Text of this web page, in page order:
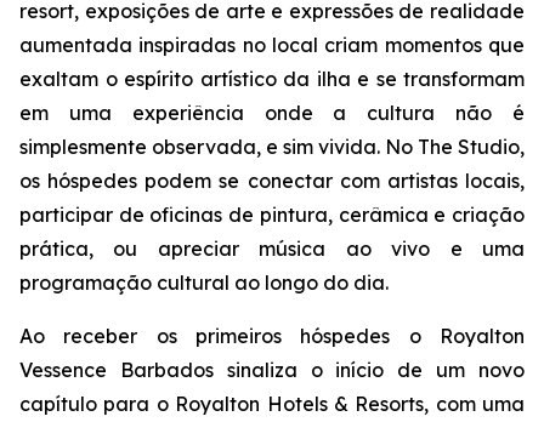
resort, exposições de arte e expressões de realidade
aumentada inspiradas no local criam momentos que
exaltam o espírito artístico da ilha e se transformam
em uma experiência onde a cultura não é
simplesmente observada, e sim vivida. No The Studio,
os hóspedes podem se conectar com artistas locais,
participar de oficinas de pintura, cerâmica e criação
prática, ou apreciar música ao vivo e uma
programação cultural ao longo do dia.
Ao receber os primeiros hóspedes o Royalton
Vessence Barbados sinaliza o início de um novo
capítulo para o Royalton Hotels & Resorts, com uma